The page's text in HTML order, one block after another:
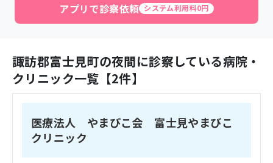
アプリで診察依頼 システム利用料0円
諏訪郡富士見町の夜間に診察している病院・
クリニック一覧【2件】
医療法人 やまびこ会 富士見やまびこ
クリニック